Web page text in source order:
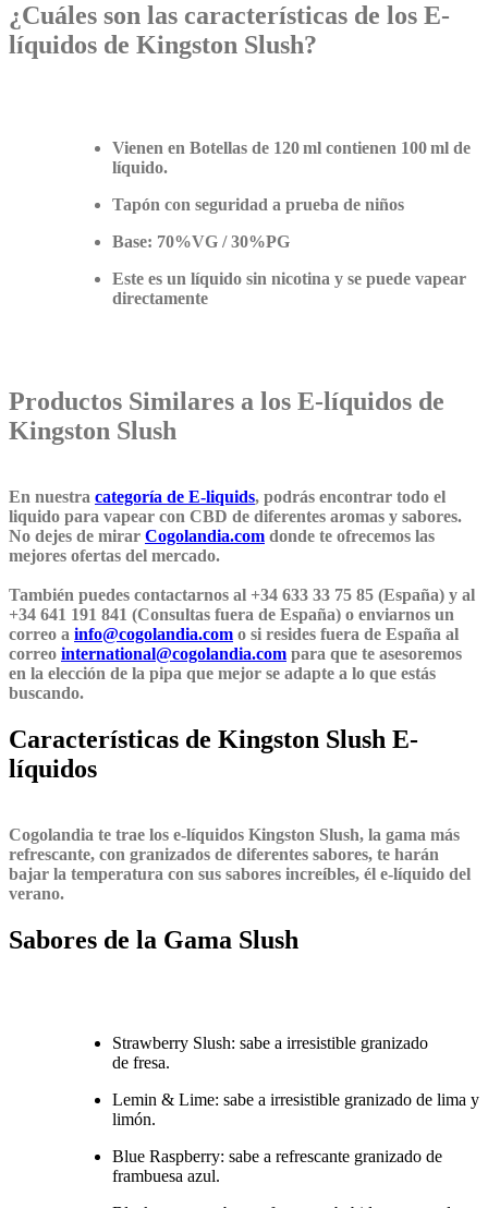
¿Cuáles son las características de los E-
líquidos de Kingston Slush?
Vienen en Botellas de 120 ml contienen 100 ml de
líquido.
Tapón con seguridad a prueba de niños
Base: 70%VG / 30%PG
Este es un líquido sin nicotina y se puede vapear
directamente
Productos Similares a los E-líquidos de
Kingston Slush
En nuestra categoría de E-liquids, podrás encontrar todo el
liquido para vapear con CBD de diferentes aromas y sabores.
No dejes de mirar Cogolandia.com donde te ofrecemos las
mejores ofertas del mercado.
También puedes contactarnos al +34 633 33 75 85 (España) y al
+34 641 191 841 (Consultas fuera de España) o enviarnos un
correo a info@cogolandia.com o si resides fuera de España al
correo international@cogolandia.com para que te asesoremos
en la elección de la pipa que mejor se adapte a lo que estás
buscando.
Características de Kingston Slush E-
líquidos
Cogolandia te trae los e-líquidos Kingston Slush, la gama más
refrescante, con granizados de diferentes sabores, te harán
bajar la temperatura con sus sabores increíbles, él e-líquido del
verano.
Sabores de la Gama Slush
Strawberry Slush: sabe a irresistible granizado
de fresa.
Lemin & Lime: sabe a irresistible granizado de lima y
limón.
Blue Raspberry: sabe a refrescante granizado de
frambuesa azul.